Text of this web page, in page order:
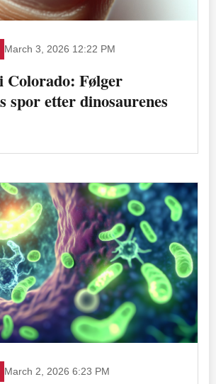
March 3, 2026 12:22 PM
Colorado: Følger
spor etter dinosaurenes
March 2, 2026 6:23 PM